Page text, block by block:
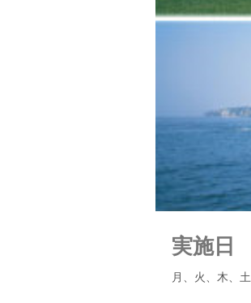
実施日
月、火、木、土